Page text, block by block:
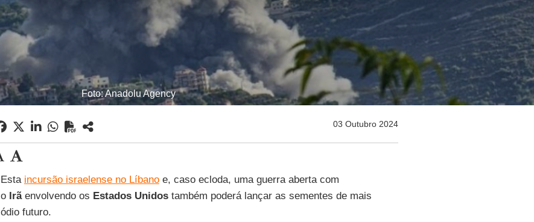
Foto: Anadolu Agency
03 Outubro 2024
Esta incursão israelense no Líbanoe, caso ecloda, uma guerra aberta com
o Irãenvolvendo os Estados Unidostambém poderá lançar as sementes de mais
ódio futuro.